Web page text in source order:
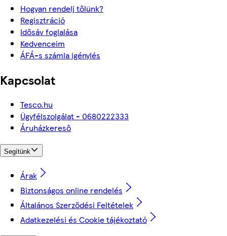
Hogyan rendelj tőlünk?
Regisztráció
Idősáv foglalása
Kedvenceim
ÁFÁ-s számla igénylés
Kapcsolat
Tesco.hu
Ügyfélszolgálat - 0680222333
Áruházkereső
Segítünk
Árak
Biztonságos online rendelés
Általános Szerződési Feltételek
Adatkezelési és Cookie tájékoztató